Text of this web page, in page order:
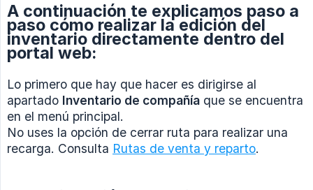
A continuación te explicamos paso a
paso cómo realizar la edición del
inventario directamente dentro del
portal web:
Lo primero que hay que hacer es dirigirse al
apartado Inventario de compañía que se encuentra
en el menú principal.
No uses la opción de cerrar ruta para realizar una
recarga. Consulta Rutas de venta y reparto.